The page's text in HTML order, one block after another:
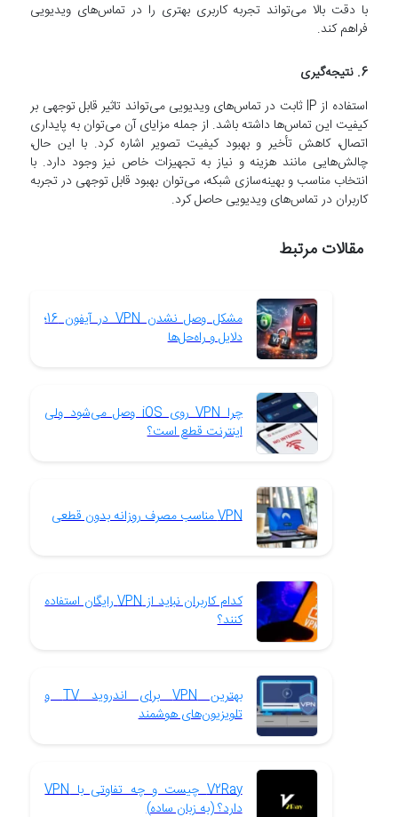
با دقت بالا می‌تواند تجربه کاربری بهتری را در تماس‌های ویدیویی
فراهم کند.
6. نتیجه‌گیری
استفاده از IP ثابت در تماس‌های ویدیویی می‌تواند تاثیر قابل توجهی بر
کیفیت این تماس‌ها داشته باشد. از جمله مزایای آن می‌توان به پایداری
اتصال، کاهش تأخیر و بهبود کیفیت تصویر اشاره کرد. با این حال،
چالش‌هایی مانند هزینه و نیاز به تجهیزات خاص نیز وجود دارد. با
انتخاب مناسب و بهینه‌سازی شبکه، می‌توان بهبود قابل توجهی در تجربه
کاربران در تماس‌های ویدیویی حاصل کرد.
مقالات مرتبط
مشکل وصل نشدن VPN در آیفون 16؛
دلایل و راه‌حل‌ها
چرا VPN روی iOS وصل می‌شود ولی
اینترنت قطع است؟
VPN مناسب مصرف روزانه بدون قطعی
کدام کاربران نباید از VPN رایگان استفاده
کنند؟
بهترین VPN برای اندروید TV و
تلویزیون‌های هوشمند
V2Ray چیست و چه تفاوتی با VPN
دارد؟ (به زبان ساده)